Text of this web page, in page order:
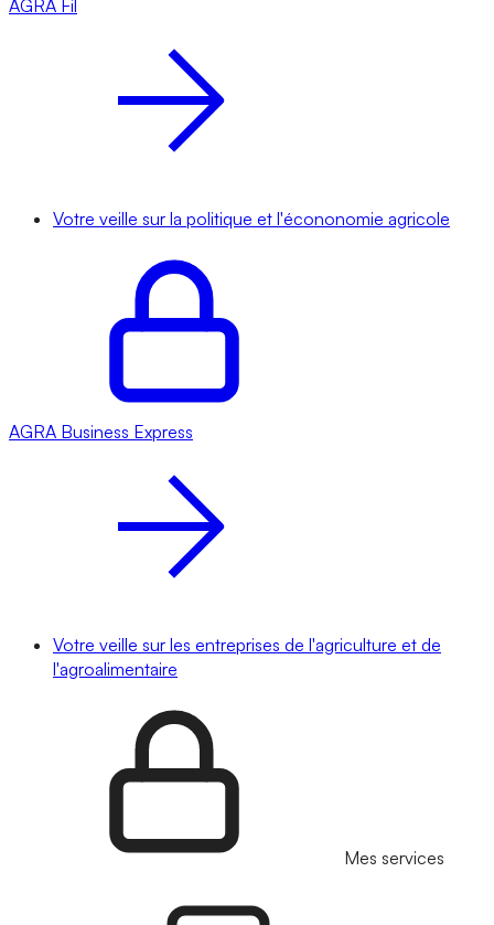
AGRA Fil
Votre veille sur la politique et l'écononomie agricole
AGRA Business Express
Votre veille sur les entreprises de l'agriculture et de
l'agroalimentaire
Mes services